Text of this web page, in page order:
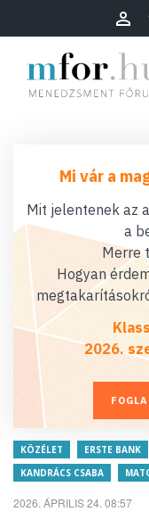
Mi vár a
Mit jelentenek az
a
Merre
Hogyan
2026.
KÖZÉLET ERSTE BANK
KANDRÁCS CSABA
2026. ÁPRILIS 24. 08:57